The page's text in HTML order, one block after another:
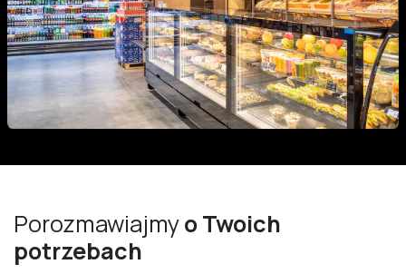
Porozmawiajmyo Twoich
potrzebach